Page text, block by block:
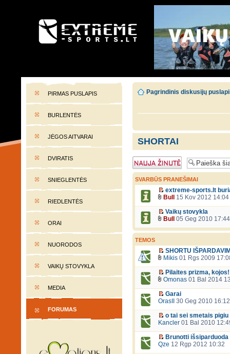
EXTREME-SPORTS.LT
PIRMAS PUSLAPIS
BURLENTĖS
JĖGOS AITVARAI
DVIRATIS
SNIEGLENTĖS
RIEDLENTĖS
ORAI
NUORODOS
VAIKŲ STOVYKLA
MEDIA
FORUMAS
Pagrindinis diskusijų
SHORTAI
Naujos temos
kūrimas
SVARBŪS PRANEŠIMAI
extreme-sports.lt
Bull
15 Kov 2012 14:04
Vaikų stovykla
Bull
05 Geg 2010 17:44
TEMOS
SHORTU
Mikis 01 Rgs 2009
Pilaites prizma, kojos!
Omonas 01 Bal 2014
Garai
OrasII
30 Geg 2010 16:12
o tai sei smetais
Kancler 01 Bal 2010
Brunotti išsiparduoda
Qze 12 Rgp 2012 10:32